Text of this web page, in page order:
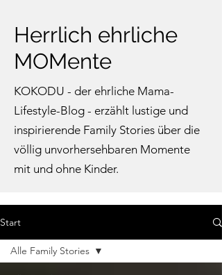
Herrlich ehrliche
MOMente
KOKODU - der ehrliche Mama-
Lifestyle-Blog - erzählt lustige und
inspirierende Family Stories über die
völlig unvorhersehbaren Momente
mit und ohne Kinder.
Start
Alle Family Stories